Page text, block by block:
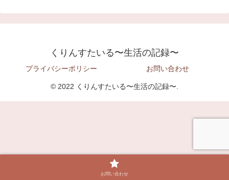
くりんすたいる〜生活の記録〜
プライバシーポリシー お問い合わせ
© 2022 くりんすたいる〜生活の記録〜.
お問い合わせ